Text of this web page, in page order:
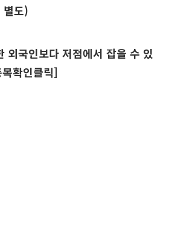
도)
국인보다 저점에서 잡을 수 있
확인클릭]